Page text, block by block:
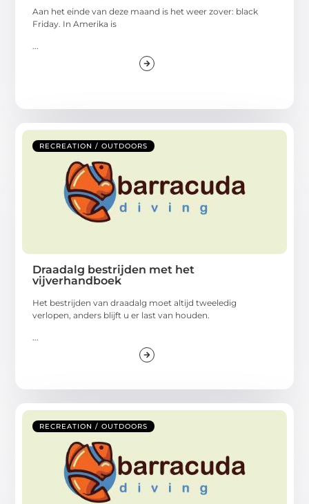
Aan het einde van deze maand is het weer zover: black
Friday. In Amerika is
...
RECREATION / OUTDOORS
Draadalg bestrijden met het
vijverhandboek
Het bestrijden van draadalg moet altijd tweeledig
verlopen, anders blijft u er last van houden.
...
RECREATION / OUTDOORS